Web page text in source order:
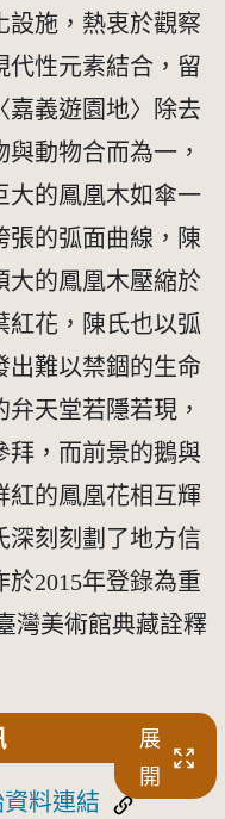
設施，熱衷於觀察
代性元素結合，留
嘉義遊園地〉除去
動物合而為一，
大的鳳凰木如傘一
張的弧面曲線，陳
大的鳳凰木壓縮於
紅花，陳氏也以弧
出難以禁錮的生命
天堂若隱若現，
拜，而前景的鵝與
紅的鳳凰花相互輝
深刻刻劃了地方信
2015年登錄為重
灣美術館典藏詮釋
展
開
料連結